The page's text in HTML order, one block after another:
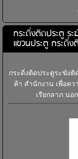
กระดิ่งติดประตู ร
แขวนประตู กระดิ่
กระดิ่งติดประตูระฆัง
ค้า สำนักงาน เพื่อคว
เรียกลาภ นอ